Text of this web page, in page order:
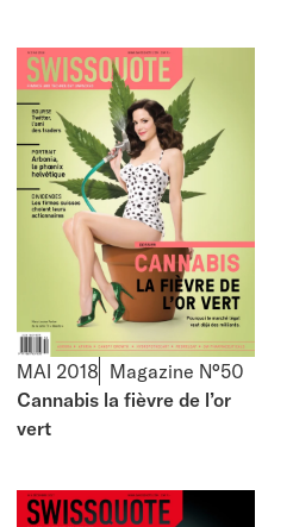
MAI 2018 Magazine N°50
Cannabis la fièvre de l’or
vert